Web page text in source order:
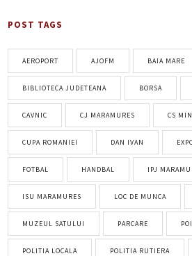
POST TAGS
AEROPORT AJOFM BAIA MARE
BIBLIOTECA JUDETEANA BORSA
CAVNIC CJ MARAMURES CS
CUPA ROMANIEI DAN IVAN
FOTBAL HANDBAL IPJ
ISU MARAMURES LOC DE MUNCA
MUZEUL SATULUI PARCARE
POLITIA LOCALA POLITIA RUTIERA